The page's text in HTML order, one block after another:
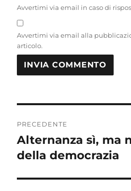
Avvertimi via email in caso di
Avvertimi via email alla
articolo.
articoli
PRECEDENTE
Articolo
precedente:
Alternanza sì, ma
della democrazia